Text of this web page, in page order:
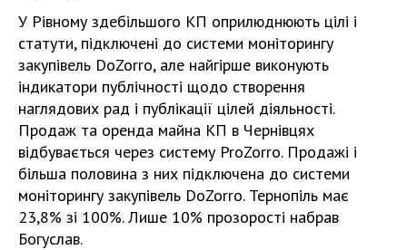
У Рівному здебільшого КП оприлюднюють цілі і
статути, підключені до системи моніторингу
закупівель DoZorro, але найгірше виконують
індикатори публічності щодо створення
наглядових рад і публікації цілей діяльності.
Продаж та оренда майна КП в Чернівцях
відбувається через систему ProZorro. Продажі і
більша половина з них підключена до системи
моніторингу закупівель DoZorro. Тернопіль має
23,8% зі 100%. Лише 10% прозорості набрав
Богуслав.